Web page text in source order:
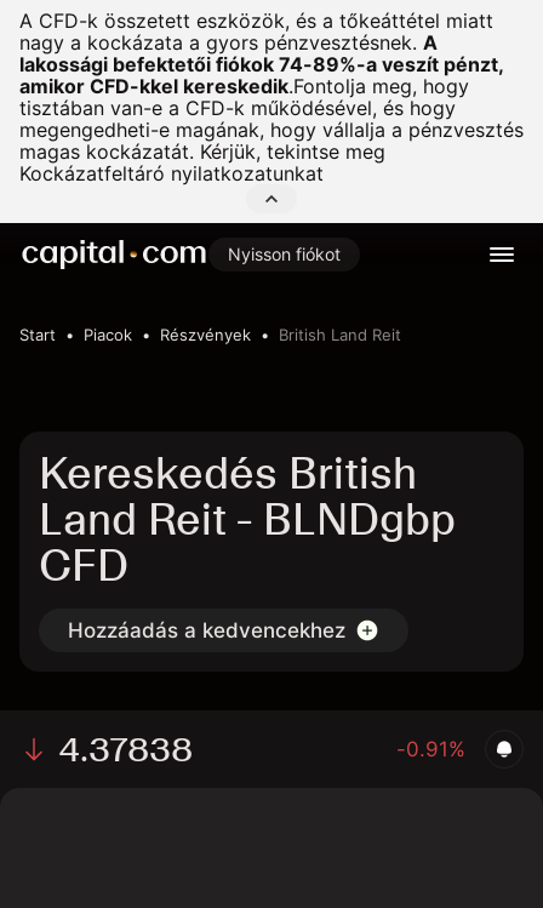
A CFD-k összetett eszközök, és a tőkeáttétel miatt
nagy a kockázata a gyors pénzvesztésnek. A
lakossági befektetői fiókok 74-89%-a veszít pénzt,
amikor CFD-kkel kereskedik.Fontolja meg, hogy
tisztában van-e a CFD-k működésével, és hogy
megengedheti-e magának, hogy vállalja a pénzvesztés
magas kockázatát. Kérjük, tekintse meg
Kockázatfeltáró nyilatkozatunkat
Nyisson fiókot
Start Piacok Részvények British Land Reit
Kereskedés British
Land Reit - BLNDgbp
CFD
Hozzáadás a kedvencekhez
4.37838 -0.91%